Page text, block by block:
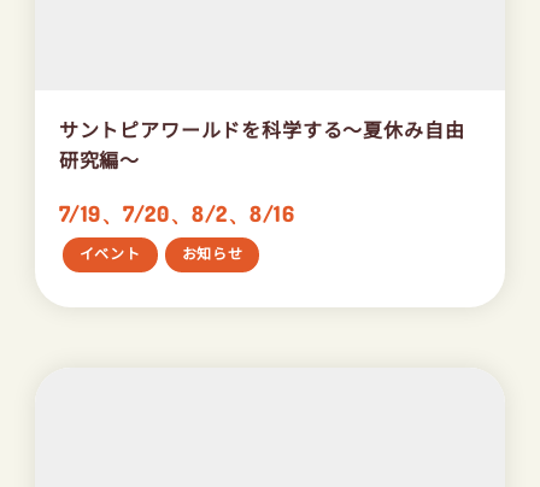
サントピアワールドを科学する～夏休み自由
研究編～
7/19、7/20、8/2、8/16
イベント お知らせ